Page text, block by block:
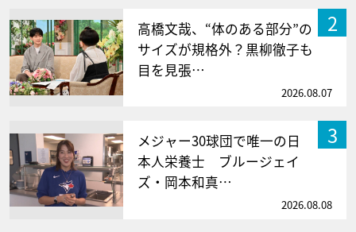
2
高橋文哉、“体のある部分”の
サイズが規格外？黒柳徹子も
目を見張…
2026.08.07
3
メジャー30球団で唯一の日
本人栄養士 ブルージェイ
ズ・岡本和真…
2026.08.08